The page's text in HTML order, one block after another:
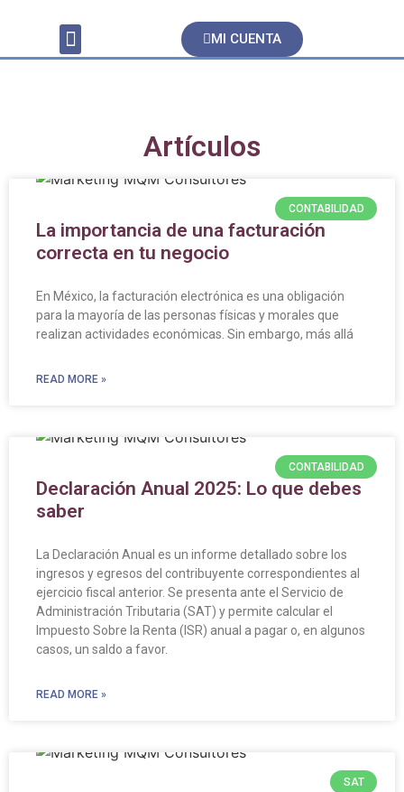
MI CUENTA
Artículos
CONTABILIDAD
La importancia de una facturación
correcta en tu negocio
En México, la facturación electrónica es una obligación
para la mayoría de las personas físicas y morales que
realizan actividades económicas. Sin embargo, más allá
READ MORE »
CONTABILIDAD
Declaración Anual 2025: Lo que debes
saber
La Declaración Anual es un informe detallado sobre los
ingresos y egresos del contribuyente correspondientes al
ejercicio fiscal anterior. Se presenta ante el Servicio de
Administración Tributaria (SAT) y permite calcular el
Impuesto Sobre la Renta (ISR) anual a pagar o, en algunos
casos, un saldo a favor.
READ MORE »
SAT